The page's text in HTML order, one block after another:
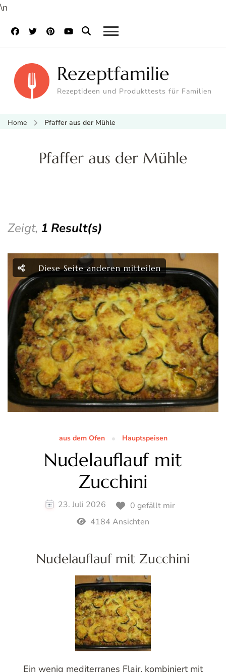
\n
Rezeptfamilie
Rezeptideen und Produkttests für Familien
Home Pfaffer aus der Mühle
Pfaffer aus der Mühle
Zeigt, 1 Result(s)
Diese Seite anderen mitteilen
aus dem Ofen Hauptspeisen
Nudelauflauf mit
Zucchini
23. Juli 2026
0 gefällt mir
4184 Ansichten
Nudelauflauf mit Zucchini
Ein wenig mediterranes Flair, kombiniert mit